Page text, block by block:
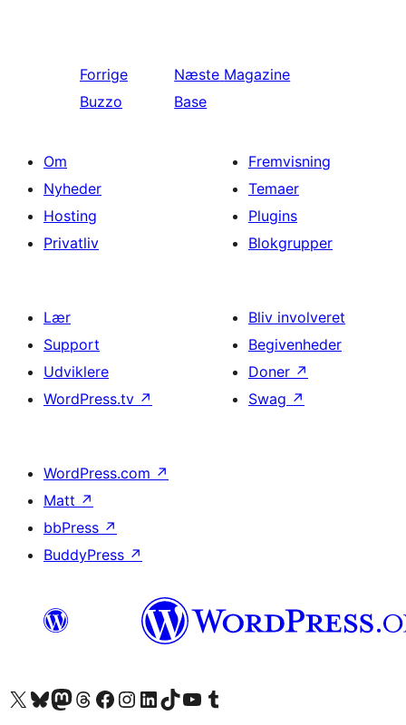
Forrige
Buzzo
Næste Magazine
Base
Om
Nyheder
Hosting
Privatliv
Fremvisning
Temaer
Plugins
Blokgrupper
Lær
Support
Udviklere
WordPress.tv ↗
Bliv involveret
Begivenheder
Doner ↗
Swag ↗
WordPress.com ↗
Matt ↗
bbPress ↗
BuddyPress ↗
Besøg vores X (tidligere Twitter) konto
Besøg vores Bluesky-konto
Besøg vores Mastodon konto
Besøg vores Threads-konto
Besøg vores Facebook sideBesøg vores Instagram konto
Besøg vores LinkedIn konto
Besøg vores TikTok-konto
Besøg vores YouTube-kanalBesøg vores Tumblr-konto